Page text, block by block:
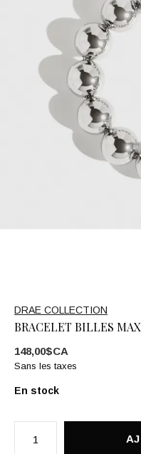
DRAE COLLECTION
BRACELET BILLES
148,00$CA
Sans les taxes
En stock